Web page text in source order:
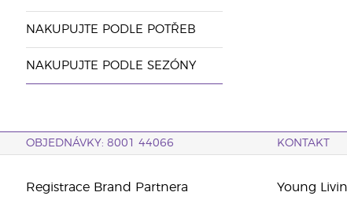
NAKUPUJTE PODLE POTŘEB
NAKUPUJTE PODLE SEZÓNY
OBJEDNÁVKY: 8001 44066 KONTAKT
Registrace Brand Partnera Young